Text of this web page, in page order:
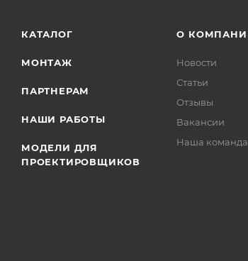
КАТАЛОГ
МОНТАЖ
ПАРТНЕРАМ
НАШИ РАБОТЫ
МОДЕЛИ ДЛЯ
ПРОЕКТИРОВЩИКОВ
О
Новости
Статьи
Отзывы
Вакансии
Наша команда